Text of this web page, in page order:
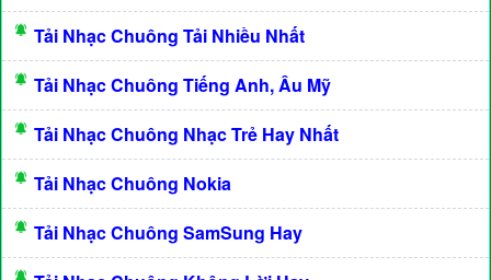
Tải Nhạc Chuông Tải Nhiều Nhất
Tải Nhạc Chuông Tiếng Anh, Âu Mỹ
Tải Nhạc Chuông Nhạc Trẻ Hay Nhất
Tải Nhạc Chuông Nokia
Tải Nhạc Chuông SamSung Hay